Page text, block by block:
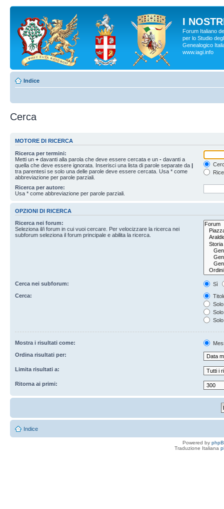
I
Forum Italiano
per lo Studio
Genealogico
www.iagi.info
Indice
Cerca
MOTORE DI RICERCA
Ricerca per termini:
Metti un + davanti alla parola che deve essere cercata e un - davanti a
quella che deve essere ignorata. Inserisci una lista di parole separate da |
tra parentesi se solo una delle parole deve essere cercata. Usa * come
abbreviazione per parole parziali.
Ricerca per autore:
Usa * come abbreviazione per parole parziali.
OPZIONI DI RICERCA
Ricerca nei forum:
Seleziona il/i forum in cui vuoi cercare. Per velocizzare la ricerca nei
subforum seleziona il forum principale e abilita la ricerca.
Cerca nei subforum:
Sì
Cerca:
Mostra i risultati come:
Ordina risultati per:
Limita risultati a:
Ritorna ai primi:
Indice
Powered by
Traduzione Italiana